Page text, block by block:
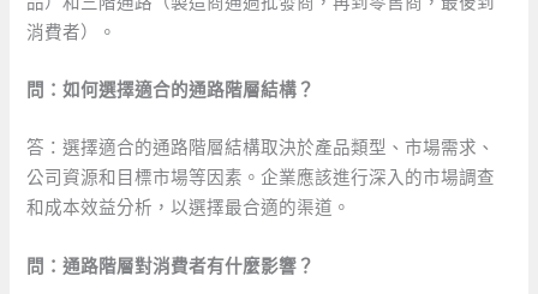
消費者）。
問：如何選擇適合的通路階層結構？
答：選擇適合的通路階層結構取決於產品類型、市場需求、
公司資源和目標市場等因素。企業應該進行深入的市場調查
和成本效益分析，以選擇最合適的渠道。
問：通路階層對消費者有什麼影響？